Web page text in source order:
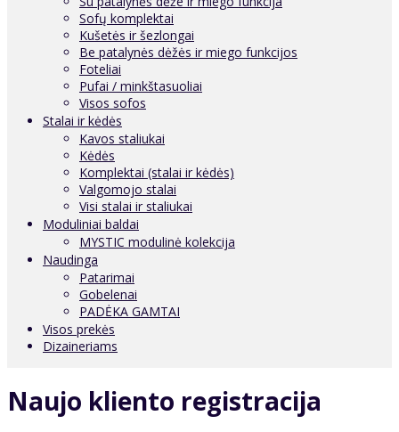
Sofų komplektai
Kušetės ir šezlongai
Be patalynės dėžės ir miego funkcijos
Foteliai
Pufai / minkštasuoliai
Visos sofos
Stalai ir kėdės
Kavos staliukai
Kėdės
Komplektai (stalai ir kėdės)
Valgomojo stalai
Visi stalai ir staliukai
Moduliniai baldai
MYSTIC modulinė kolekcija
Naudinga
Patarimai
Gobelenai
PADĖKA GAMTAI
Visos prekės
Dizaineriams
Naujo kliento registracija